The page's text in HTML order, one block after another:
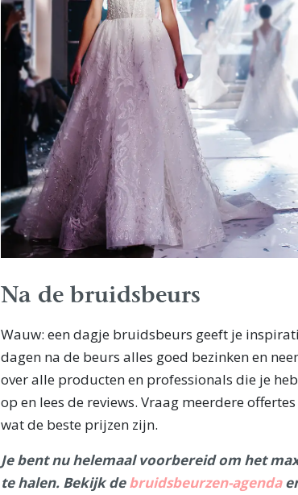
Na de bruidsbeurs
Wauw: een dagje bruidsbeurs geeft je
dagen na de beurs alles goed bezinken en
over alle producten en professionals die je
op en lees de reviews. Vraag meerdere
wat de beste prijzen zijn.
Je bent nu helemaal voorbereid om het
te halen. Bekijk debruidsbeurzen-agenda